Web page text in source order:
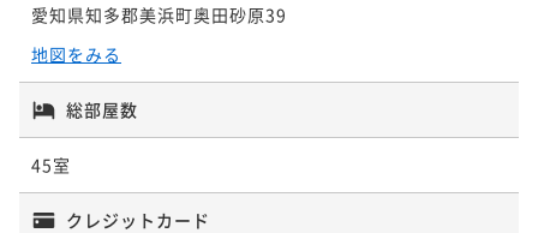
【土地の恵み会席】知多の恵み
二食付き 現地決済可
ポイント即利用で最大7％OFF
2名 ¥ 27,684 ~
愛知県知多郡美浜町奥田砂原39
地図をみる
総部屋数
45室
クレジットカード